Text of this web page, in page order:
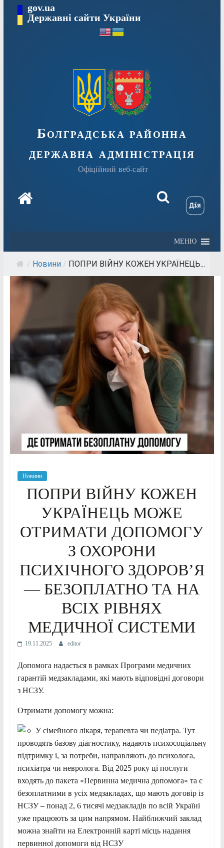
Перейтиgov.ua
Державні сайти України
Болградська районна
державна адміністрація
Офіційний веб-сайт
МЕНЮ
/ Новини / ПОПРИ ВІЙНУ КОЖЕН УКРАЇНЕЦЬ...
Новини
ПОПРИ ВІЙНУ КОЖЕН
УКРАЇНЕЦЬ МОЖЕ
ОТРИМАТИ ДОПОМОГУ
З ОХОРОНИ
ПСИХІЧНОГО ЗДОРОВ’Я
— БЕЗОПЛАТНО ТА НА
ВСІХ РІВНЯХ
МЕДИЧНОЇ СИСТЕМИ
19.11.2025 editor
Допомога надається в рамках Програми медичних
гарантій медзакладами, які мають відповідні договори
з НСЗУ.
Отримати допомогу можна:
У сімейного лікаря, терапевта чи педіатра. Тут
проводять базову діагностику, надають психосоціальну
підтримку і, за потреби, направляють до психолога,
психіатра чи невролога. Від 2025 року ці послуги
входять до пакета «Первинна медична допомога» та є
безоплатними в усіх медзакладах, що мають договір із
НСЗУ – понад 2, 6 тисячі медзакладів по всій Україні
уже працюють за цим напрямом. Найближчий заклад
можна знайти на Електронній карті місць надання
первинної допомоги від НСЗУ